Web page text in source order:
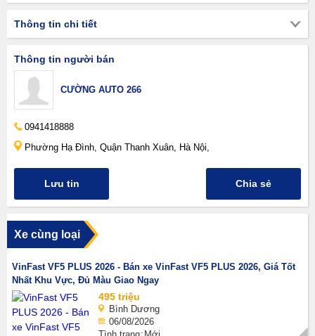
Thông tin chi tiết
Thông tin người bán
CƯỜNG AUTO 266
0941418888
Phường Hạ Đình, Quận Thanh Xuân, Hà Nội,
Lưu tin Chia sẻ
Xe cùng loại
VinFast VF5 PLUS 2026 - Bán xe VinFast VF5 PLUS 2026, Giá Tốt
Nhất Khu Vực, Đủ Màu Giao Ngay
495 triệu
Bình Dương
06/08/2026